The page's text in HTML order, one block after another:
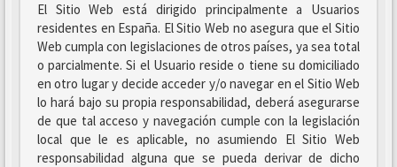
El Sitio Web está dirigido principalmente a Usuarios
residentes en España. El Sitio Web no asegura que el Sitio
Web cumpla con legislaciones de otros países, ya sea total
o parcialmente. Si el Usuario reside o tiene su domiciliado
en otro lugar y decide acceder y/o navegar en el Sitio Web
lo hará bajo su propia responsabilidad, deberá asegurarse
de que tal acceso y navegación cumple con la legislación
local que le es aplicable, no asumiendo El Sitio Web
responsabilidad alguna que se pueda derivar de dicho